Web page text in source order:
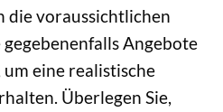
die voraussichtlichen
Angebote
eine realistische
Überlegen Sie,